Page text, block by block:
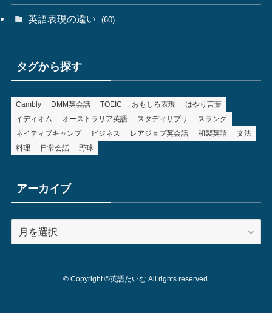
英語表現の違い (60)
タグから探す
Cambly DMM英会話 TOEIC おもしろ表現
はやり言葉
イディオム
オーストラリア英語 スタディサプリ
スラング
ネイティブキャンプ
ビジネス レアジョブ英会話 和製英語
文法
料理
日常会話 野球
アーカイブ
ー
©Copyright ©英語たいむ All rights reserved.